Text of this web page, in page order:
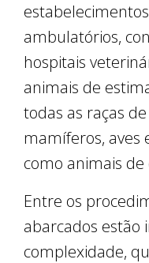
ambulatórios,
hospitais
animais de
todas as raças
mamíferos, aves
como animais
Entre os
abarcados estão
complexidade,